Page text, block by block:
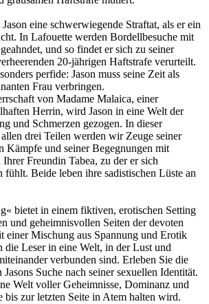
eine schwerwiegende Straftat, als er ein
In Lafouette werden Bordellbesuche mit
und so findet er sich zu seiner
20-jährigen Haftstrafe verurteilt.
perfide: Jason muss seine Zeit als
Frau verbringen.
von Madame Malaica, einer
Herrin, wird Jason in eine Welt der
und Schmerzen gezogen. In dieser
drei Teilen werden wir Zeuge seiner
Kämpfe und seiner Begegnungen mit
Freundin Tabea, zu der er sich
fühlt. Beide leben ihre sadistischen Lüste an
bietet in einem fiktiven, erotischen Setting
und geheimnisvollen Seiten der devoten
einer Mischung aus Spannung und Erotik
die Leser in eine Welt, in der Lust und
verbunden sind. Erleben Sie die
Suche nach seiner sexuellen Identität.
Welt voller Geheimnisse, Dominanz und
bis zur letzten Seite in Atem halten wird.